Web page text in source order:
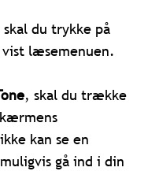
du trykke på
læsemenuen.
, skal du trække
kan se en
gå ind i din